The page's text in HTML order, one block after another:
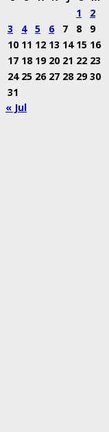
1
2
3
4 5 6 7 8
9
10 11 12 13 14 15 16
17 18 19 20 21 22 23
24 25 26 27 28 29 30
31
« Jul